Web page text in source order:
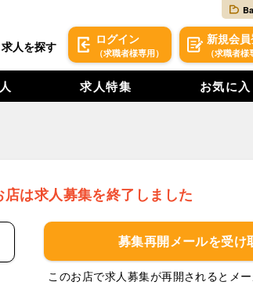
求人を探す ログイン
（求職者様専用）
新規会
（求職者
求人特集 お気に
店は求人募集を終了しました
募集再開メールを受け
このお店で求人募集が再開されるとメ